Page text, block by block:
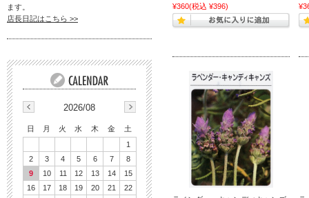
¥360(税込 ¥396)
ます。
店長日記はこちら >>
2026/08
日 月 火 水 木 金
土
1
2
3 4 5 6 7
8
9
10 11 12 13 14
15
16
17 18 19 20 21 22